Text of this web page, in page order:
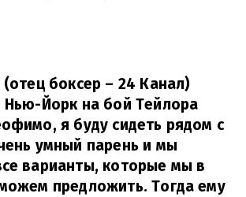
(отец боксер – 24 Канал)
Нью-Йорк на бой Тейлора
я буду сидеть рядом с
умный парень и мы
варианты, которые мы в
предложить. Тогда ему